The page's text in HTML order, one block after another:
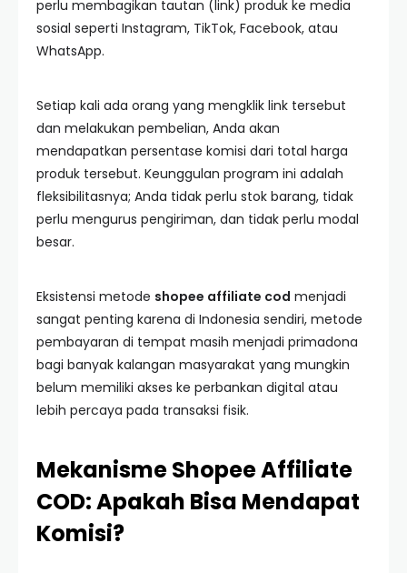
perlu membagikan tautan (link) produk ke media
sosial seperti Instagram, TikTok, Facebook, atau
WhatsApp.
Setiap kali ada orang yang mengklik link tersebut
dan melakukan pembelian, Anda akan
mendapatkan persentase komisi dari total harga
produk tersebut. Keunggulan program ini adalah
fleksibilitasnya; Anda tidak perlu stok barang, tidak
perlu mengurus pengiriman, dan tidak perlu modal
besar.
Eksistensi metode shopee affiliate cod menjadi
sangat penting karena di Indonesia sendiri, metode
pembayaran di tempat masih menjadi primadona
bagi banyak kalangan masyarakat yang mungkin
belum memiliki akses ke perbankan digital atau
lebih percaya pada transaksi fisik.
Mekanisme Shopee Affiliate
COD: Apakah Bisa Mendapat
Komisi?